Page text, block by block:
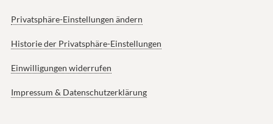
Privatsphäre-Einstellungen ändern
Historie der Privatsphäre-Einstellungen
Einwilligungen widerrufen
Impressum & Datenschutzerklärung